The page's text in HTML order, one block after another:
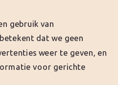
gebruik van
dat we geen
weer te geven, en
voor gerichte